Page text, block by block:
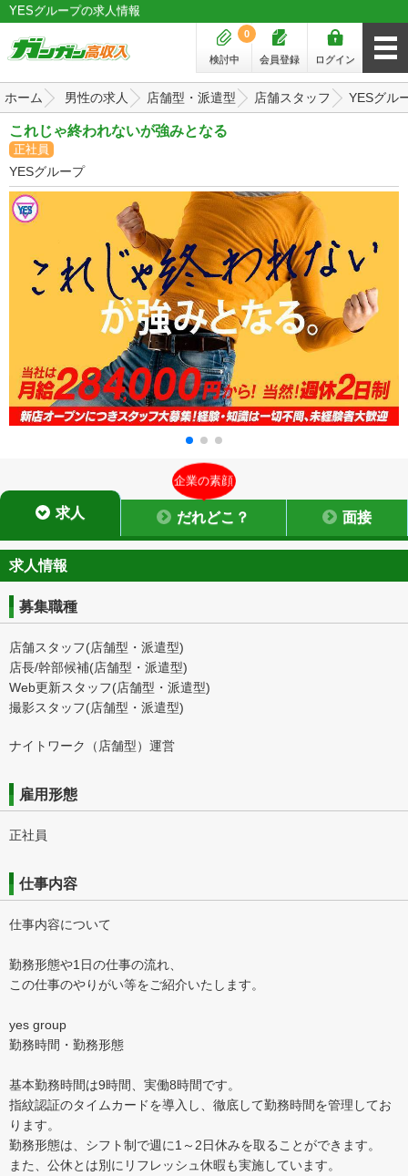
YESグループの求人情報
ログイン
会員登録
検討中
0
ホーム 男性の求人 店舗型・派遣型 店舗スタッフ YESグル
これじゃ終われないが強みとなる
正社員
YESグループ
求人
企業の素顔
だれどこ？ 面接
求人情報
募集職種
店舗スタッフ(店舗型・派遣型)
店長/幹部候補(店舗型・派遣型)
Web更新スタッフ(店舗型・派遣型)
撮影スタッフ(店舗型・派遣型)
ナイトワーク（店舗型）運営
雇用形態
正社員
仕事内容
仕事内容について
勤務形態や1日の仕事の流れ、
この仕事のやりがい等をご紹介いたします。
yes group
勤務時間・勤務形態
基本勤務時間は9時間、実働8時間です。
指紋認証のタイムカードを導入し、徹底して勤務時間を管理してお
ります。
勤務形態は、シフト制で週に1～2日休みを取ることができます。
また、公休とは別にリフレッシュ休暇も実施しています。